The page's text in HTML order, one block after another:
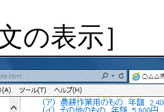
の表示］